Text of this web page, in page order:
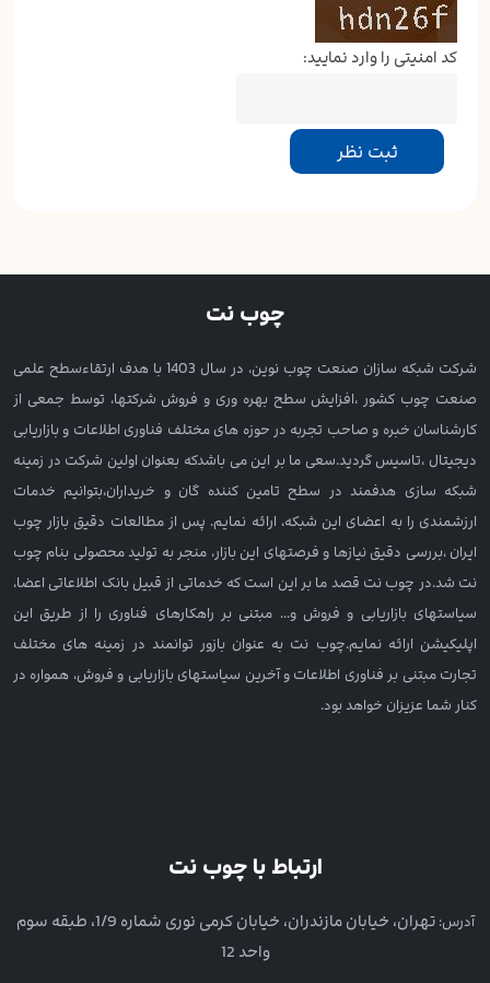
کد امنیتی را وارد نمایید:
چوب نت
شرکت شبکه سازان صنعت چوب نوین، در سال 1403 با هدف ارتقاءسطح علمی
صنعت چوب کشور ،افزایش سطح بهره وری و فروش شرکتها، توسط جمعی از
کارشناسان خبره و صاحب تجربه در حوزه های مختلف فناوری اطلاعات و بازاریابی
دیجیتال ،تاسیس گردید.سعی ما بر این می باشدکه بعنوان اولین شرکت در زمینه
شبکه سازی هدفمند در سطح تامین کننده گان و خریداران،بتوانیم خدمات
ارزشمندی را به اعضای این شبکه، ارائه نمایم. پس از مطالعات دقیق بازار چوب
ایران ،بررسی دقیق نیازها و فرصتهای این بازار، منجر به تولید محصولی بنام چوب
نت شد.در چوب نت قصد ما بر این است که خدماتی از قبیل بانک اطلاعاتی اعضا،
سیاستهای بازاریابی و فروش و... مبتنی بر راهکارهای فناوری را از طریق این
اپلیکیشن ارائه نمایم.چوب نت به عنوان بازور توانمند در زمینه های مختلف
تجارت مبتنی بر فناوری اطلاعات و آخرین سیاستهای بازاریابی و فروش، همواره در
کنار شما عزیزان خواهد بود.
ارتباط با چوب نت
آدرس:
تهران، خیابان مازندران، خیابان کرمی نوری شماره 1/9، طبقه سوم
واحد 12